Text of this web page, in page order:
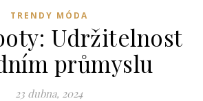
TRENDY MÓDA
Udržitelnost
průmyslu
23 dubna, 2024